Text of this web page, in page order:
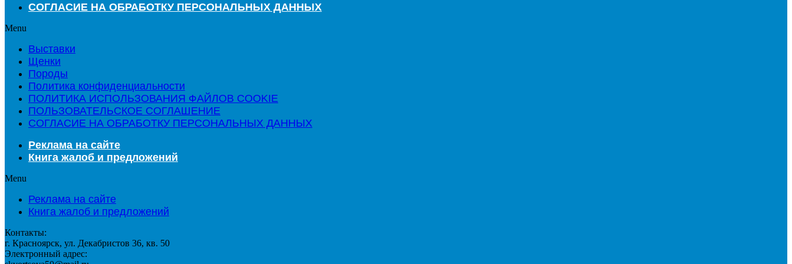
СОГЛАСИЕ НА ОБРАБОТКУ ПЕРСОНАЛЬНЫХ ДАННЫХ
Menu
Выставки
Щенки
Породы
Политика конфиденциальности
ПОЛИТИКА ИСПОЛЬЗОВАНИЯ ФАЙЛОВ COOKIE
ПОЛЬЗОВАТЕЛЬСКОЕ СОГЛАШЕНИЕ
СОГЛАСИЕ НА ОБРАБОТКУ ПЕРСОНАЛЬНЫХ ДАННЫХ
Реклама на сайте
Книга жалоб и предложений
Menu
Реклама на сайте
Книга жалоб и предложений
Контакты:
г. Красноярск, ул. Декабристов 36, кв. 50
Электронный адрес: